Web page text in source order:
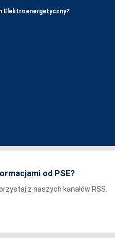
Elektroenergetyczny?
od PSE?
z naszych kanałów RSS.